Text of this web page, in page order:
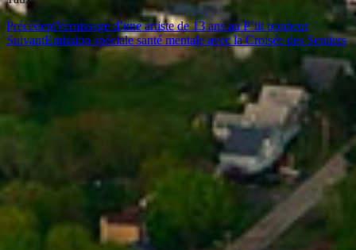
PrécédentVernissage d’une artiste de 13 ans au P’tit bonheur
SuivantEmission spéciale santé mentale avec la Croisée des Sentiers